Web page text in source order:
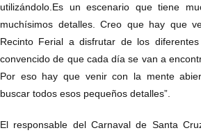
utilizándolo.Es un escenario que tiene
muchísimos detalles. Creo que hay que
Recinto Ferial a disfrutar de los
convencido de que cada día se van a
Por eso hay que venir con la mente
buscar todos esos pequeños detalles”.
El responsable del Carnaval de Santa